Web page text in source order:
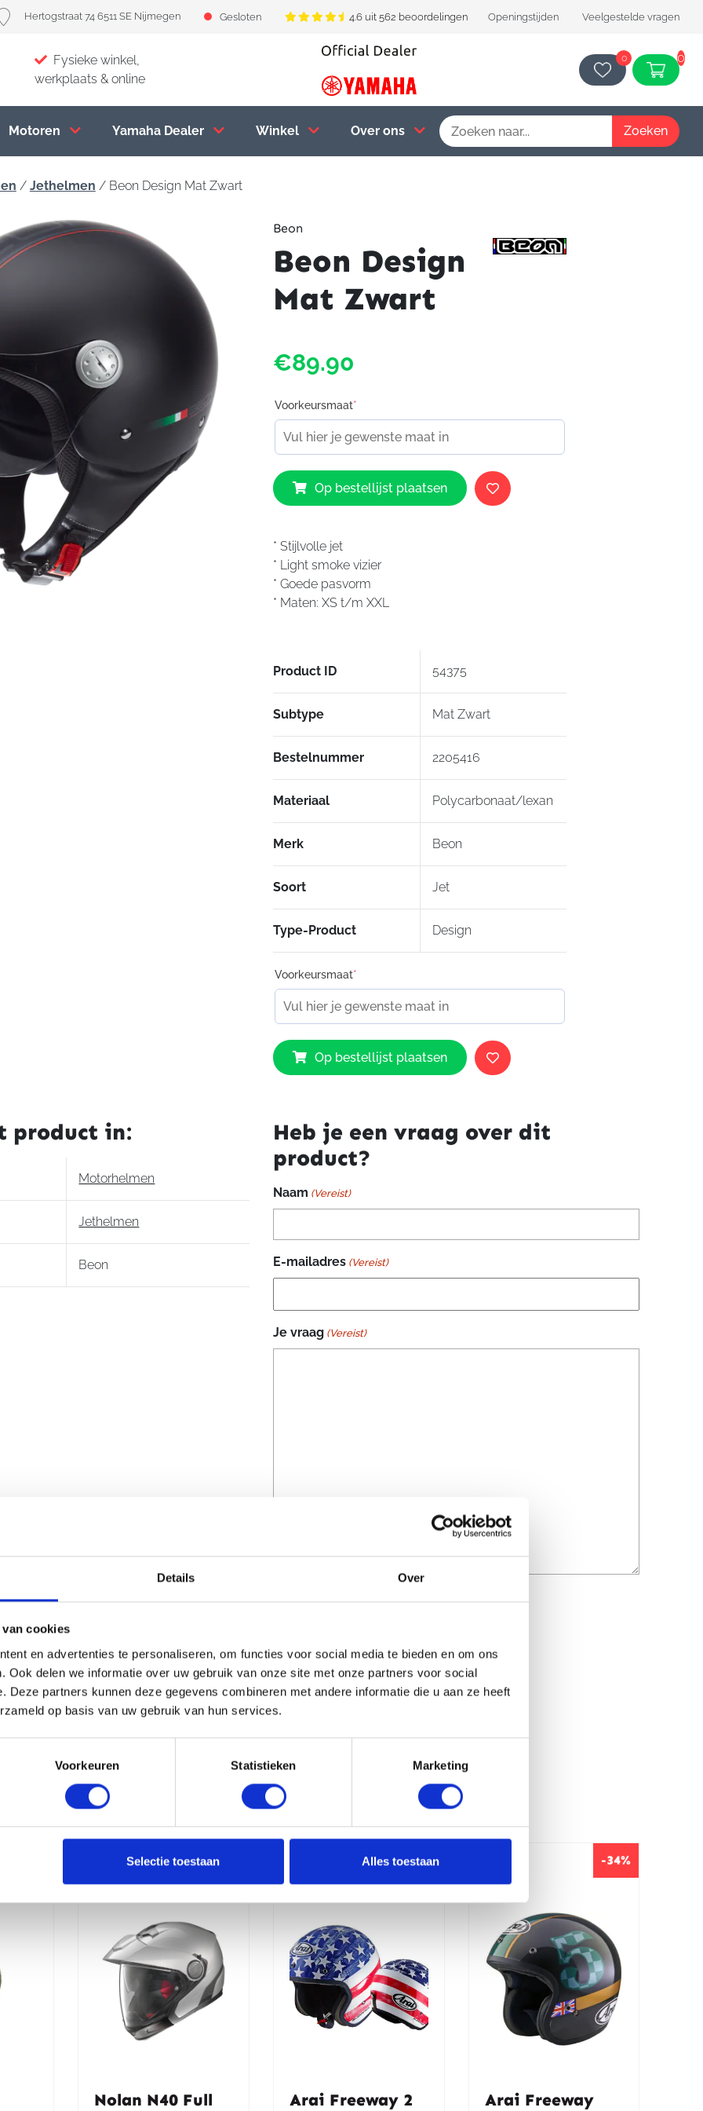
Details Over
cookies
en advertenties te personaliseren, om functies voor social media te bieden en om ons
Ook delen we informatie over uw gebruik van onze site met onze partners voor social
Deze partners kunnen deze gegevens combineren met andere informatie die u aan ze heeft
op basis van uw gebruik van hun services.
Voorkeuren Statistieken Marketing
Selectie toestaan Alles toestaan
Hertogstraat 74 6511 SE Nijmegen Gesloten 4.6 uit 562 beoordelingen Openingstijden Veelgestelde vragen
Fysieke winkel,
werkplaats & online
0 0
Motoren Yamaha Dealer Winkel Over ons
/ Jethelmen / Beon Design Mat Zwart
Beon
Beon Design
Mat Zwart
€89.90
Voorkeursmaat*
Beon
Design
Mat
aantal
Op bestellijst plaatsen
* Stijlvolle jet
* Light smoke vizier
* Goede pasvorm
* Maten: XS t/m XXL
Product ID 54375
Subtype Mat Zwart
Bestelnummer 2205416
Materiaal Polycarbonaat/lexan
Merk Beon
Soort Jet
Type-Product Design
Voorkeursmaat*
Beon
Design
Mat
Op bestellijst plaatsen
product in:
Motorhelmen
Jethelmen
Beon
Heb je een vraag over dit
product?
Naam (Vereist)
E-mailadres (Vereist)
Je vraag (Vereist)
CAPTCHA
producten
-30%
Nolan N40 Full
-34%
Arai Freeway 2
-34%
Arai Freeway